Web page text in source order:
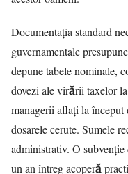
Documentația standard
guvernamentale
depune tabele nominale,
dovezi ale virării taxelor
managerii aflați la
dosarele cerute. Sumele
administrativ. O
un an întreg acoperă